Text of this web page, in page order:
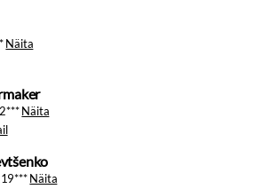
Näita
Näita
Näita